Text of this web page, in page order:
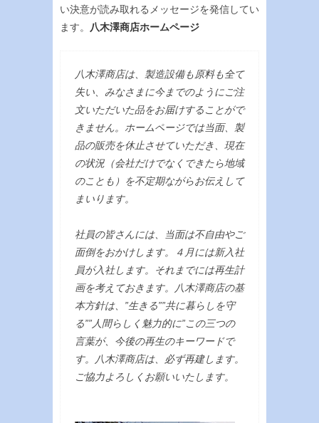
い決意が読み取れるメッセージを発信してい
ます。
八木澤商店ホームページ
八木澤商店は、製造設備も原料も全て
失い、みなさまに今までのようにご注
文いただいた品をお届けすることがで
きません。ホームページでは当面、製
品の販売を休止させていただき、現在
の状況（会社だけでなくできたら地域
のことも）を不定期ながらお伝えして
まいります。
社員の皆さんには、当面は不自由やご
面倒をおかけします。４月には新入社
員が入社します。それまでには再生計
画を考えておきます。八木澤商店の基
本方針は、”生きる””共に暮らしを守
る””人間らしく魅力的に”この三つの
言葉が、今後の再生のキーワードで
す。八木澤商店は、必ず再建します。
ご協力よろしくお願いいたします。